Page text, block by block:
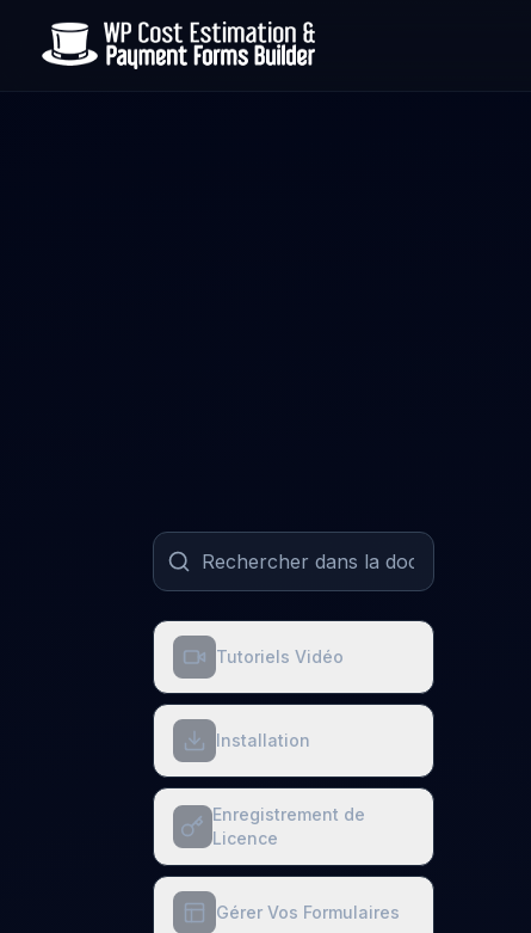
Tutoriels Vidéo
Installation
Enregistrement de
Licence
Gérer Vos Formulaires